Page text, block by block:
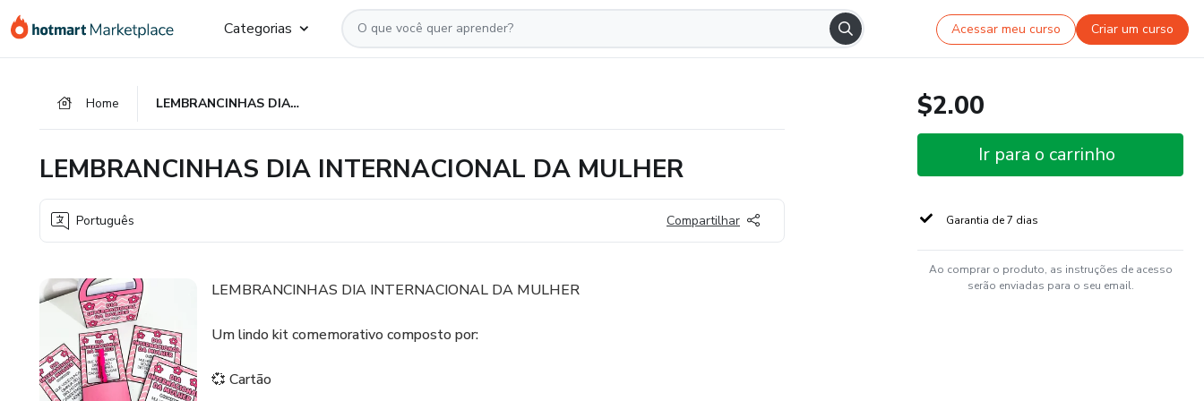
para
para
para
Categorias Acessar meu curso Criar um curso
Home LEMBRANCINHAS DIA INTERNACIONAL DA MULHER
LEMBRANCINHAS DIA INTERNACIONAL DA MULHER
Português Compartilhar
LEMBRANCINHAS DIA INTERNACIONAL DA MULHER
Um lindo kit comemorativo composto por:
💞 Cartão
$2.00
Ir para o carrinho
Garantia de 7 dias
Ao comprar o produto, as instruções de acesso
serão enviadas para o seu email.